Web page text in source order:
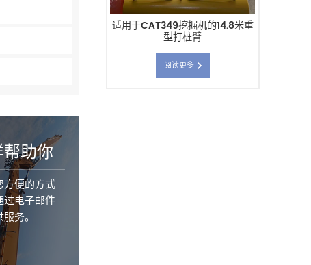
助你
方便的方式
过电子邮件
务。
适用于CAT349挖掘机的14.8米重
型打桩臂
阅读更多